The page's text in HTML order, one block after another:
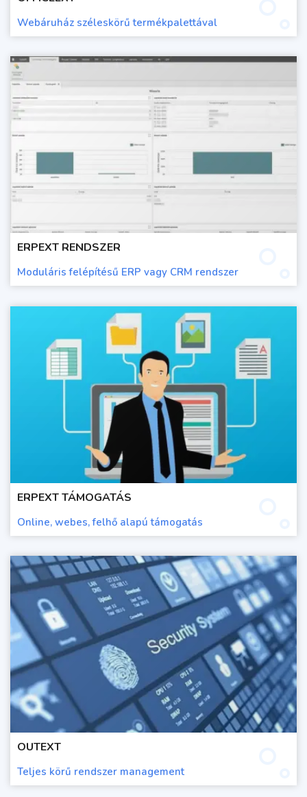
Webáruház széleskörű termékpalettával
ERPEXT RENDSZER
Moduláris felépítésű ERP vagy CRM rendszer
ERPEXT TÁMOGATÁS
Online, webes, felhő alapú támogatás
OUTEXT
Teljes körű rendszer management